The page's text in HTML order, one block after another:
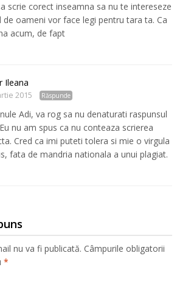
scrie corect inseamna sa nu te intereseze
de oameni vor face legi pentru tara ta. Ca
acum, de fapt
Ileana
2015 Răspunde
Adi, va rog sa nu denaturati raspunsul
nu am spus ca nu conteaza scrierea
Cred ca imi puteti tolera si mie o virgula
fata de mandria nationala a unui plagiat.
nu va fi publicată. Câmpurile obligatorii
*